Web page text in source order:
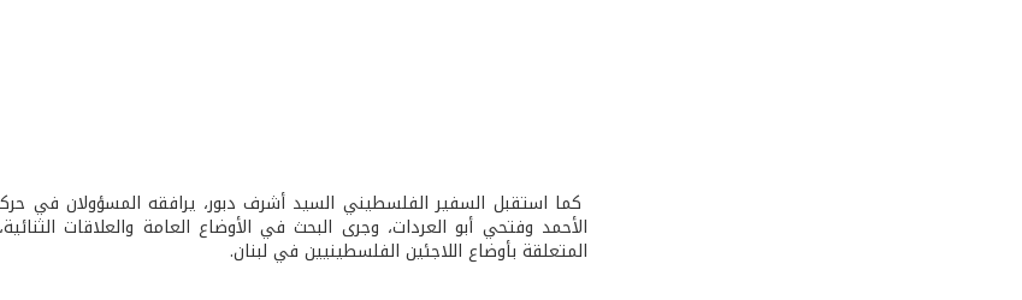
كما استقبل السفير الفلسطيني السيد أشرف دبور، يرافقه المسؤولان في
الأحمد وفتحي أبو العردات، وجرى البحث في الأوضاع العامة والعلاقات
المتعلقة بأوضاع اللاجئين الفلسطينيين في لبنان.